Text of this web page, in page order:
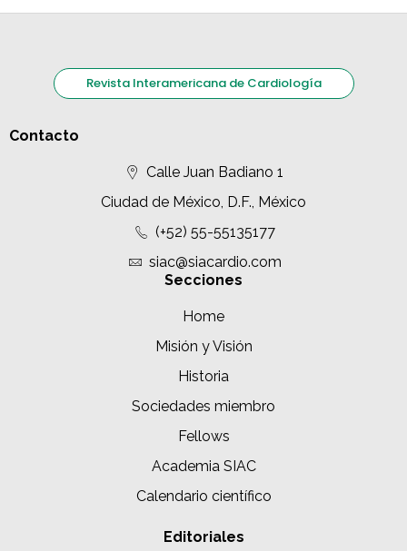
Revista Interamericana de Cardiología
Contacto
Calle Juan Badiano 1
Ciudad de México, D.F., México
(+52) 55-55135177
siac@siacardio.com
Secciones
Home
Misión y Visión
Historia
Sociedades miembro
Fellows
Academia SIAC
Calendario científico
Editoriales